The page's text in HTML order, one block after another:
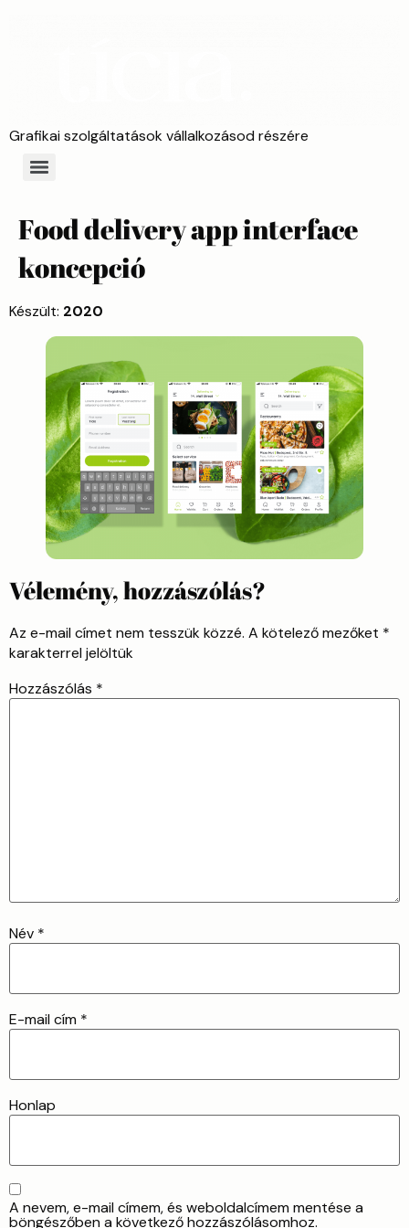
Grafikai szolgáltatások vállalkozásod részére
Food delivery app interface
koncepció
Készült: 2020
Vélemény, hozzászólás?
Az e-mail címet nem tesszük közzé. A kötelező mezőket *
karakterrel jelöltük
Hozzászólás *
Név *
E-mail cím *
Honlap
A nevem, e-mail címem, és weboldalcímem mentése a
böngészőben a következő hozzászólásomhoz.